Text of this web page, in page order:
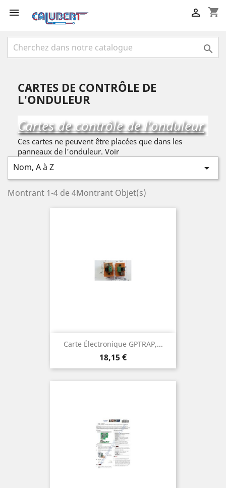
 shopping_cart


CARTES DE CONTRÔLE DE
L'ONDULEUR
Cartes de contrôle de l'onduleur
Ces cartes ne peuvent être placées que dans les
panneaux de l'onduleur. Voir
Nom, A à Z 
Montrant 1-4 de 4Montrant Objet(s)
Carte Électronique GPTRAP,...
Prix
18,15 €